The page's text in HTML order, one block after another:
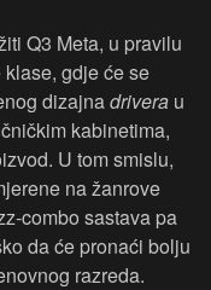
Q3 Meta, u pravilu
gdje će se
dizajnadrivera u
kabinetima,
U tom smislu,
na žanrove
combo sastava pa
da će pronaći bolju
razreda.